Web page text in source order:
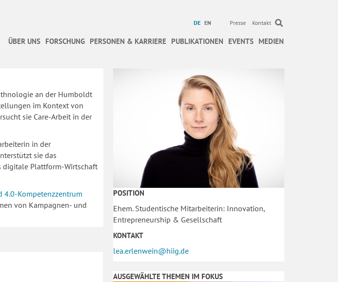
DE EN Presse Kontakt
ÜBER UNS FORSCHUNG PERSONEN & KARRIERE PUBLIKATIONEN EVENTS MEDIEN
an der Humboldt
im Kontext von
sie Care-Arbeit in der
in der
sie das
digitale Plattform-Wirtschaft
4.0-Kompetenzzentrum
von Kampagnen- und
POSITION
Ehem. Studentische Mitarbeiterin: Innovation,
Entrepreneurship & Gesellschaft
KONTAKT
lea.erlenwein@hiig.de
AUSGEWÄHLTE THEMEN IM FOKUS